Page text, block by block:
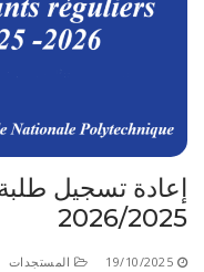
إعادة تسجيل طلبة
2026/2025
19/10/2025 المستجدات